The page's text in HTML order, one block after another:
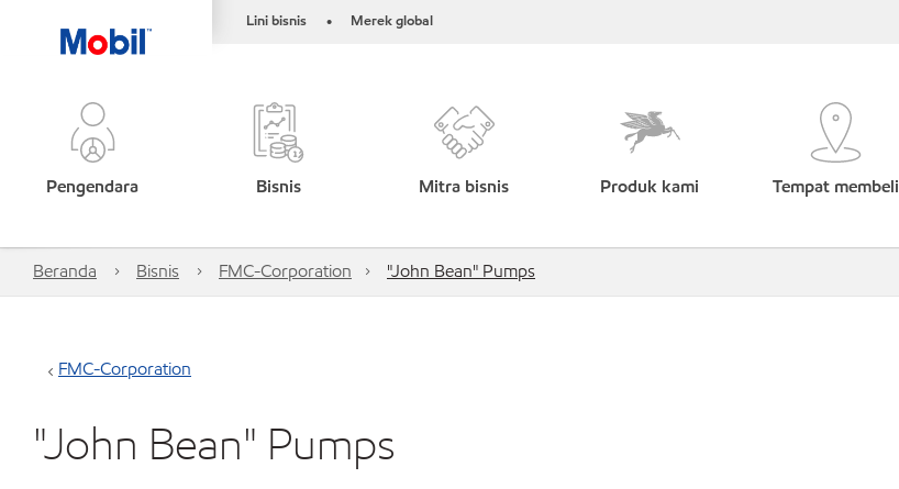
Lini bisnis • Merek global
Pengendara Bisnis Mitra bisnis Produk kami Tempat membeli
Beranda Bisnis FMC-Corporation "John Bean" Pumps
FMC-Corporation
"John Bean" Pumps